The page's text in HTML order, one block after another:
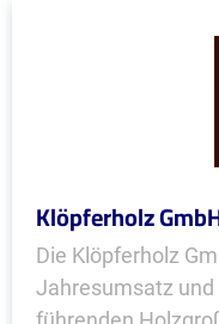
Klöpferholz
Die Klöpferholz
Jahresumsatz